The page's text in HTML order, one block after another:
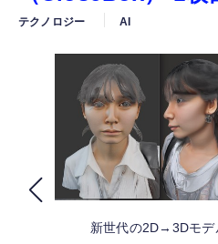
カルチ
公式ス
テクノロジー AI
新世代の2D→3Dモデ